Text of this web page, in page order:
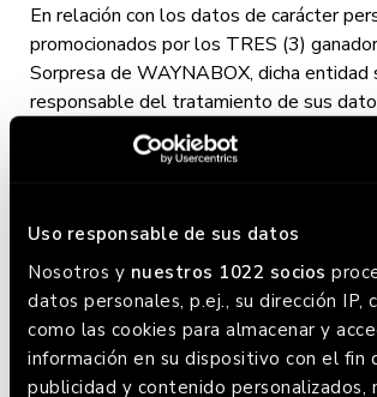
Uso responsable de sus datos
Nosotros y nuestros 1022 socios
datos personales, p.ej., su dirección IP,
como las cookies para almacenar y
información en su dispositivo con el fin
publicidad y contenido personalizados,
En relación con los datos de carácter
promocionados por los TRES (3)
Sorpresa de WAYNABOX, dicha entidad
responsable del tratamiento de sus
consecuencia, GOIKO quedará exonerado
responsabilidad que pudiese derivarse
SÉPTIMO. – ACEPTACIÓN DE LAS
El mero hecho de participar
implica la aceptación
presentes bases.